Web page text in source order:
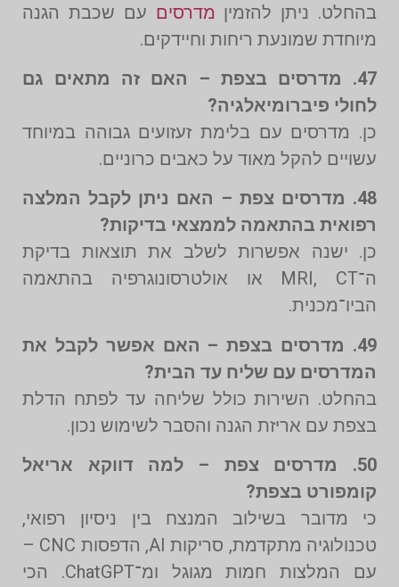
בהחלט. ניתן להזמין מדרסים עם שכבת הגנה
מיוחדת שמונעת ריחות וחיידקים.
47. מדרסים בצפת – האם זה מתאים גם
לחולי פיברומיאלגיה?
כן. מדרסים עם בלימת זעזועים גבוהה במיוחד
עשויים להקל מאוד על כאבים כרוניים.
48. מדרסים צפת – האם ניתן לקבל המלצה
רפואית בהתאמה לממצאי בדיקות?
כן. ישנה אפשרות לשלב את תוצאות בדיקת
ה־MRI, CT או אולטרסונוגרפיה בהתאמה
הביו־מכנית.
49. מדרסים בצפת – האם אפשר לקבל את
המדרסים עם שליח עד הבית?
בהחלט. השירות כולל שליחה עד לפתח הדלת
בצפת עם אריזת הגנה והסבר לשימוש נכון.
50. מדרסים צפת – למה דווקא אריאל
קומפורט בצפת?
כי מדובר בשילוב המנצח בין ניסיון רפואי,
טכנולוגיה מתקדמת, סריקות AI, הדפסות CNC –
עם המלצות חמות מגוגל ומ־ChatGPT. הכי